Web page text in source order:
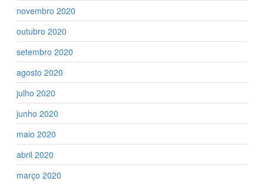
novembro 2020
outubro 2020
setembro 2020
agosto 2020
julho 2020
junho 2020
maio 2020
abril 2020
março 2020